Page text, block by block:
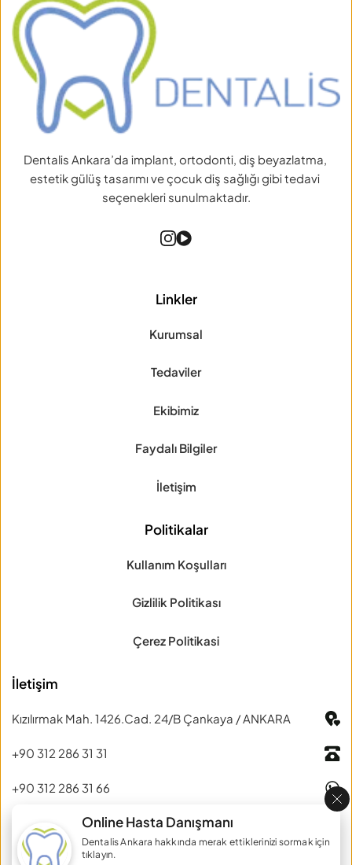
Dentalis Ankara’da implant, ortodonti, diş beyazlatma,
estetik gülüş tasarımı ve çocuk diş sağlığı gibi tedavi
seçenekleri sunulmaktadır.
Linkler
Kurumsal
Tedaviler
Ekibimiz
Faydalı Bilgiler
İletişim
Politikalar
Kullanım Koşulları
Gizlilik Politikası
Çerez Politikasi
İletişim
Kızılırmak Mah. 1426.Cad. 24/B Çankaya / ANKARA
+90 312 286 31 31
+90 312 286 31 66
muhasebe@dentalisankara.com
Online Hasta Danışmanı
Dentalis Ankara hakkında merak ettiklerinizi sormak için
tıklayın.